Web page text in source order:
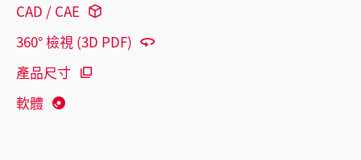
CAD / CAE
360° 檢視 (3D PDF)
產品尺寸
軟體